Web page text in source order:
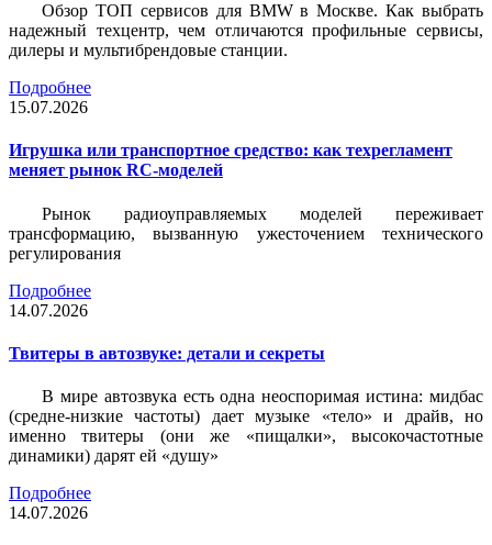
Обзор ТОП сервисов для BMW в Москве. Как выбрать
надежный техцентр, чем отличаются профильные сервисы,
дилеры и мультибрендовые станции.
Подробнее
15.07.2026
Игрушка или транспортное средство: как техрегламент
меняет рынок RC-моделей
Рынок радиоуправляемых моделей переживает
трансформацию, вызванную ужесточением технического
регулирования
Подробнее
14.07.2026
Твитеры в автозвуке: детали и секреты
В мире автозвука есть одна неоспоримая истина: мидбас
(средне-низкие частоты) дает музыке «тело» и драйв, но
именно твитеры (они же «пищалки», высокочастотные
динамики) дарят ей «душу»
Подробнее
14.07.2026